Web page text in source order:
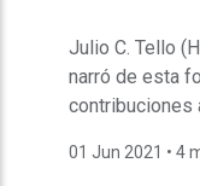
Julio C. Tello
narró de esta
contribuciones
01 Jun 2021 • 4